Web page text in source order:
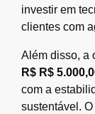
investir em
clientes com
Além disso, a
R$ R$
com a
sustentável.